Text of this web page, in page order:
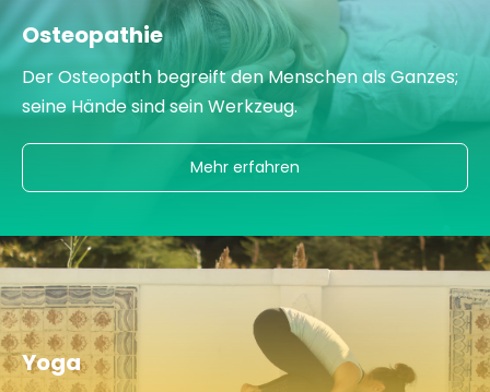
Osteopathie
Der Osteopath begreift den Menschen als Ganzes;
seine Hände sind sein Werkzeug.
Mehr erfahren
Yoga